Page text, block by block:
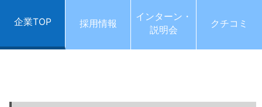
企業TOP 採用情報
インターン・
説明会
クチコミ